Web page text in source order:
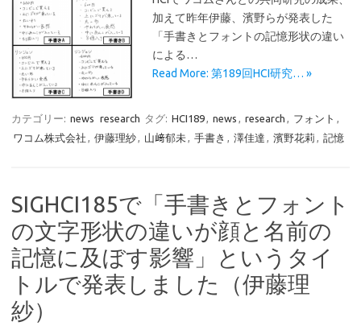
加えて昨年伊藤、濱野らが発表した
「手書きとフォントの記憶形状の違い
による…
Read More: 第189回HCI研究… »
カテゴリー: news research タグ: HCI189, news , research , フォント ,
ワコム株式会社 , 伊藤理紗, 山﨑郁未, 手書き , 澤佳達 , 濱野花莉 , 記憶
SIGHCI185で「手書きとフォント
の文字形状の違いが顔と名前の
記憶に及ぼす影響」というタイ
トルで発表しました（伊藤理
紗）